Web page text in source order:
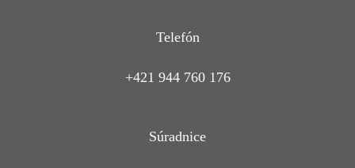
Telefón
+421 944 760 176
Súradnice